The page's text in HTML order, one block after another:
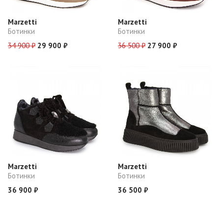
Marzetti
Ботинки
34 900 ₽ 29 900 ₽
Marzetti
Ботинки
36 500 ₽ 27 900 ₽
Marzetti
Ботинки
36 900 ₽
Marzetti
Ботинки
36 500 ₽